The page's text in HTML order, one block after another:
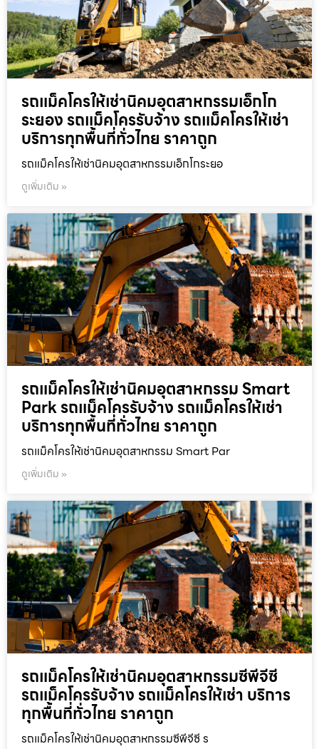
รถแม็คโครให้เช่านิคมอุตสาหกรรมเอ็กโก
ระยอง รถแม็คโครรับจ้าง รถแม็คโครให้เช่า
บริการทุกพื้นที่ทั่วไทย ราคาถูก
รถแม็คโครให้เช่านิคมอุตสาหกรรมเอ็กโกระยอ
ดูเพิ่มเติม »
รถแม็คโครให้เช่านิคมอุตสาหกรรม Smart
Park รถแม็คโครรับจ้าง รถแม็คโครให้เช่า
บริการทุกพื้นที่ทั่วไทย ราคาถูก
รถแม็คโครให้เช่านิคมอุตสาหกรรม Smart Par
ดูเพิ่มเติม »
รถแม็คโครให้เช่านิคมอุตสาหกรรมซีพีจีซี
รถแม็คโครรับจ้าง รถแม็คโครให้เช่า บริการ
ทุกพื้นที่ทั่วไทย ราคาถูก
รถแม็คโครให้เช่านิคมอุตสาหกรรมซีพีจีซี ร